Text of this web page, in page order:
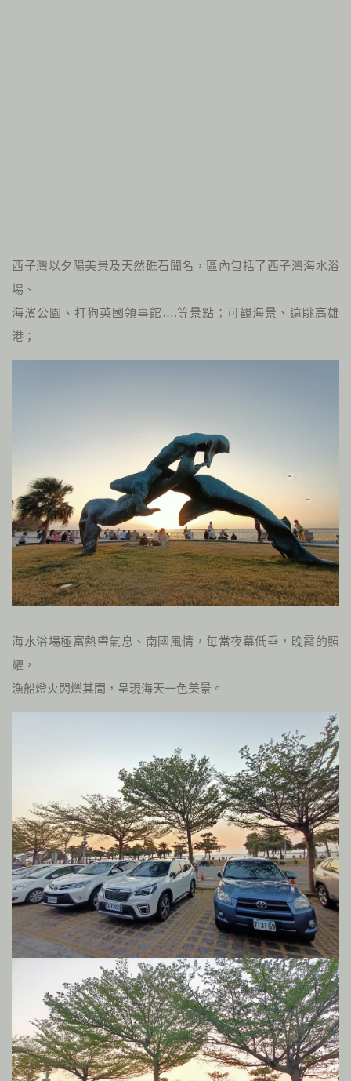
西子灣以夕陽美景及天然礁石聞名，區內包括了西子灣海水浴
場、
海濱公園、打狗英國領事館….等景點；可觀海景、遠眺高雄
港；
海水浴場極富熱帶氣息、南國風情，每當夜幕低垂，晚霞的照
耀，
漁船燈火閃爍其間，呈現海天一色美景。